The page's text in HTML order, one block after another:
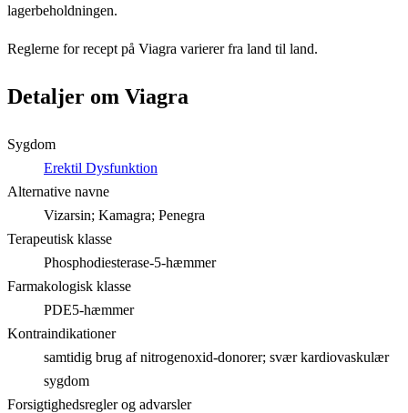
lagerbeholdningen.
Reglerne for recept på Viagra varierer fra land til land.
Detaljer om Viagra
Sygdom
Erektil Dysfunktion
Alternative navne
Vizarsin; Kamagra; Penegra
Terapeutisk klasse
Phosphodiesterase-5-hæmmer
Farmakologisk klasse
PDE5-hæmmer
Kontraindikationer
samtidig brug af nitrogenoxid-donorer; svær kardiovaskulær
sygdom
Forsigtighedsregler og advarsler